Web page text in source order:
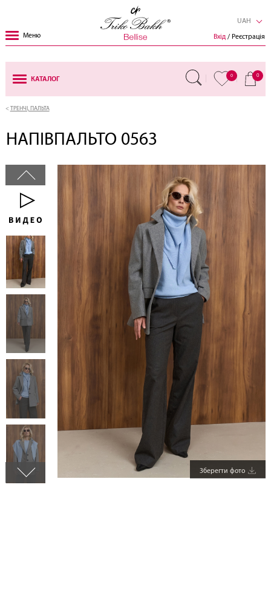
UAH
Меню
КАТАЛОГ
0 0
Вхід / Реєстрація
ТРЕНЧІ, ПАЛЬТА
НАПІВПАЛЬТО 0563
Зберегти фото